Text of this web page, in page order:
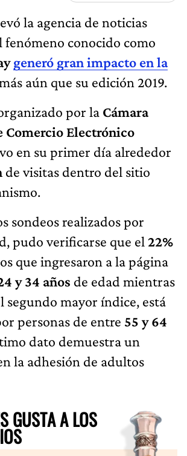
la agencia de noticias
fenómeno conocido como
generó gran impacto en la
aún que su edición 2019.
por la Cámara
Comercio Electrónico
en su primer día alrededor
de visitas dentro del sitio
sondeos realizados por
pudo verificarse que el 22%
que ingresaron a la página
y 34 años de edad mientras
segundo mayor índice, está
personas de entre 55 y 64
dato demuestra un
la adhesión de adultos
GUSTA A LOS